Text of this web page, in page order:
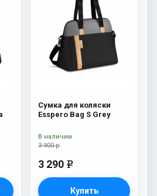
Сумка для коляски
Esspero Bag S Grey
3 900 р
3 290 e
Купить
В наличии